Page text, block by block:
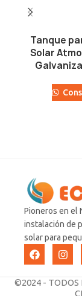
Tanque
Solar
Pioneros en el
instalación de
solar para
©2024 - TODOS